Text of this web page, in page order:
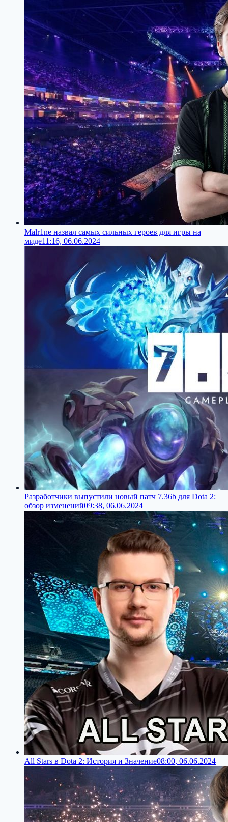
Malr1ne назвал самых сильных героев для игры на
миде11:16, 06.06.2024
Разработчики выпустили новый патч 7.36b для Dota 2:
обзор изменений09:38, 06.06.2024
All Stars в Dota 2: История и Значение08:00, 06.06.2024